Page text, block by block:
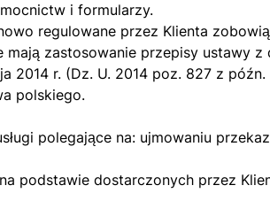
i formularzy.
regulowane przez Klienta
zastosowanie przepisy ustawy
2014 r. (Dz. U. 2014 poz. 827 z
polskiego.
polegające na: ujmowaniu
podstawie dostarczonych przez